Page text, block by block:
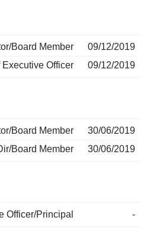
Board Member
09/12/2019
Executive Officer
09/12/2019
Board Member
30/06/2019
Board Member
30/06/2019
Officer/Principal -